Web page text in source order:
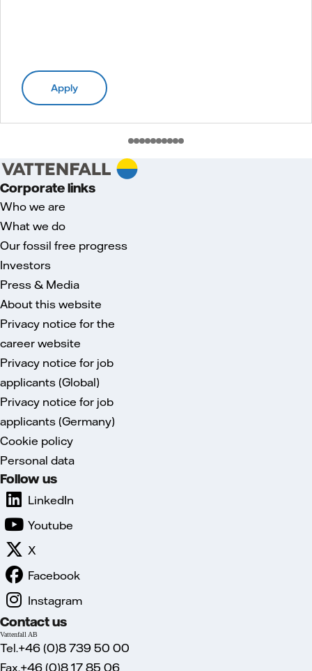
Apply
Corporate links
Who we are
What we do
Our fossil free progress
Investors
Press & Media
About this website
Privacy notice for the
career website
Privacy notice for job
applicants (Global)
Privacy notice for job
applicants (Germany)
Cookie policy
Personal data
Follow us
LinkedIn
Youtube
X
Facebook
Instagram
Contact us
Vattenfall AB
Tel.+46 (0)8 739 50 00
Fax.+46 (0)8 17 85 06